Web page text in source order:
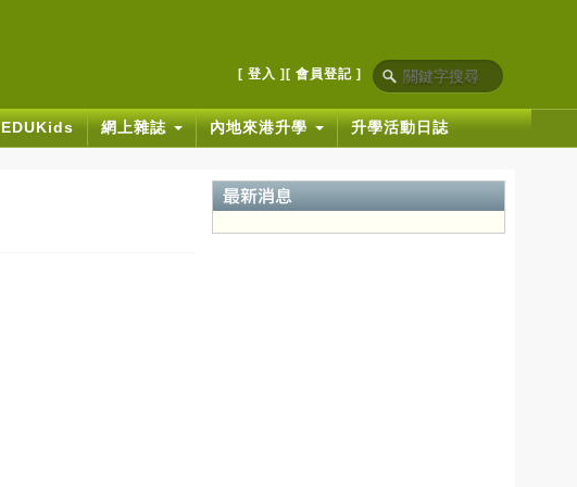
[ 登入 ] [ 會員登記 ]
EDUKids 網上雜誌 內地來港升學 升學活動日誌